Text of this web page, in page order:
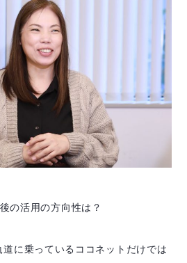
の活用の方向性は？
道に乗っているココネットだけでは